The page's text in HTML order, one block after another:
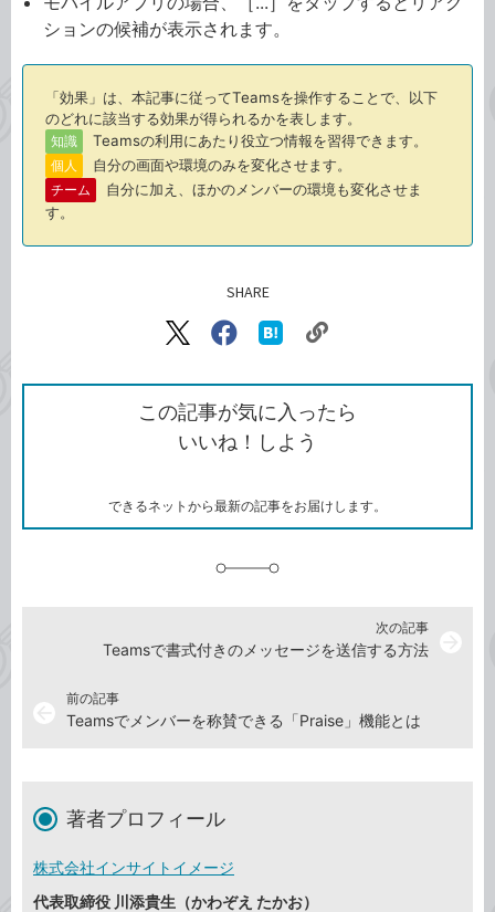
ションの候補が表示されます。
「効果」は、本記事に従ってTeamsを操作することで、以下
のどれに該当する効果が得られるかを表します。
知識 Teamsの利用にあたり役立つ情報を習得できます。
個人 自分の画面や環境のみを変化させます。
チーム
自分に加え、ほかのメンバーの環境も変化させま
す。
SHARE
X（旧
で
シ
ェ
ア
Facebook
シ
ェ
ア
な
ッ
ク
ク
ク
を
コ
この記事が気に入ったら
いいね！しよう
できるネットから最新の記事をお届けします。
前の記事
Teamsでメンバーを称賛できる「Praise」機能とは
次の記事
Teamsで書式付きのメッセージを送信する方法
著者プロフィール
株式会社インサイトイメージ
代表取締役 川添貴生（かわぞえ たかお）